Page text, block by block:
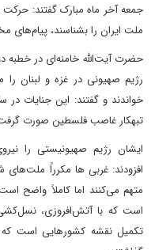
جمعه آخر ماه مبارک گفتند: حرکت
ملت ایران را بشناسند،
حضرت آیت‌الله خامنه‌ای در
رژیم صهیونی در غزه و لبنان
خواندند و گفتند: این جنایات در
تبهکار غاصب فلسطین صورت
ایشان رژیم صهیونیستی را
افزودند: غربی ها مکرراً ملت‌های
متهم می‌کنند اما کاملاً واضح
است که با آتش‌افروزی،
تکمیل نقشه کشورهایی است